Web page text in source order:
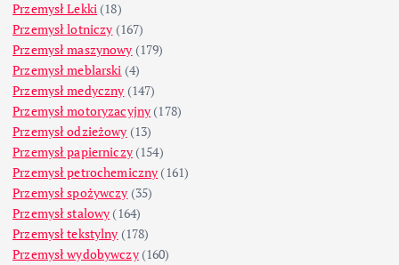
Przemysł Lekki (18)
Przemysł lotniczy (167)
Przemysł maszynowy (179)
Przemysł meblarski (4)
Przemysł medyczny (147)
Przemysł motoryzacyjny (178)
Przemysł odzieżowy (13)
Przemysł papierniczy(154)
Przemysł petrochemiczny (161)
Przemysł spożywczy (35)
Przemysł stalowy (164)
Przemysł tekstylny (178)
Przemysł wydobywczy(160)